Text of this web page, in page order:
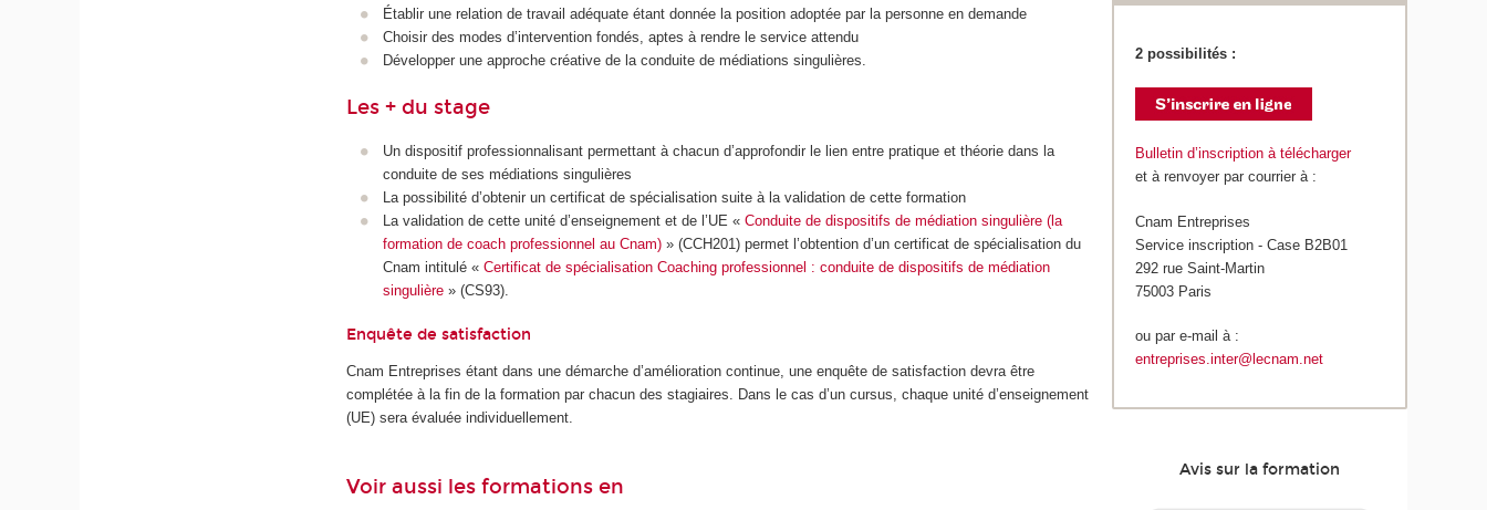
Établir une relation de travail adéquate étant donnée la position adoptée par la personne en demande
Choisir des modes d’intervention fondés, aptes à rendre le service attendu
Développer une approche créative de la conduite de médiations singulières.
Les + du stage
Un dispositif professionnalisant permettant à chacun d’approfondir le lien entre pratique et théorie dans la
conduite de ses médiations singulières
La possibilité d’obtenir un certificat de spécialisation suite à la validation de cette formation
La validation de cette unité d’enseignement et de l’UE « Conduite de dispositifs de médiation singulière (la
formation de coach professionnel au Cnam) » (CCH201) permet l’obtention d’un certificat de spécialisation du
Cnam intitulé « Certificat de spécialisation Coaching professionnel : conduite de dispositifs de médiation
singulière» (CS93).
Enquête de satisfaction
Cnam Entreprises étant dans une démarche d’amélioration continue, une enquête de satisfaction devra être
complétée à la fin de la formation par chacun des stagiaires. Dans le cas d’un cursus, chaque unité d’enseignement
(UE) sera évaluée individuellement.
Voir aussi les formations en
2 possibilités :
Bulletin d’inscription à télécharger
et à renvoyer par courrier à :
Cnam Entreprises
Service inscription - Case B2B01
292 rue Saint-Martin
75003 Paris
ou par e-mail à :
entreprises.inter@lecnam.net
Avis sur la formation